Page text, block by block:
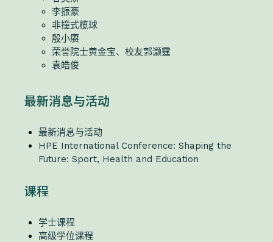
李振豪
非撞式榄球
殷小赓
荣誉院士黄金宝、校友郭灏霆
袁皓俊
最新消息与活动
最新消息与活动
HPE International Conference: Shaping the
Future: Sport, Health and Education
课程
学士课程
高级学位课程